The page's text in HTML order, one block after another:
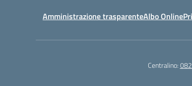
Amministrazione trasparenteAlbo Online
Centralino: